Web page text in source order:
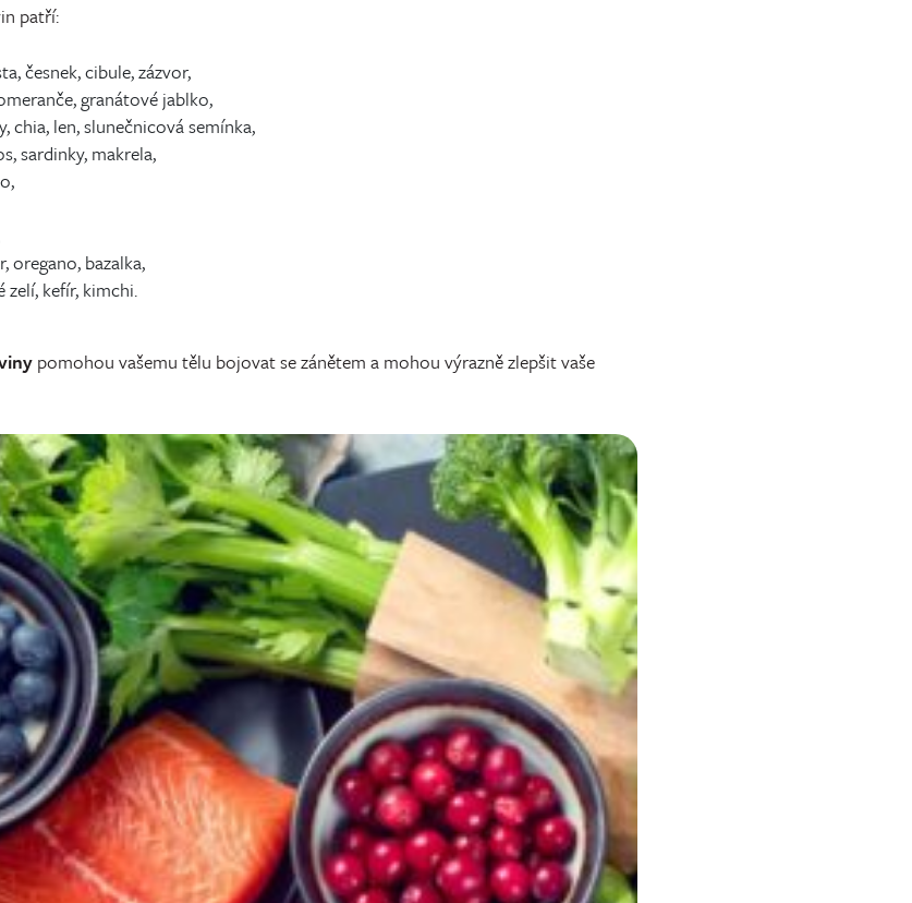
patří:
česnek, cibule, zázvor,
granátové jablko,
chia, len, slunečnicová semínka,
sardinky, makrela,
oregano, bazalka,
zelí, kefír, kimchi.
pomohou vašemu tělu bojovat se zánětem a mohou výrazně zlepšit vaše